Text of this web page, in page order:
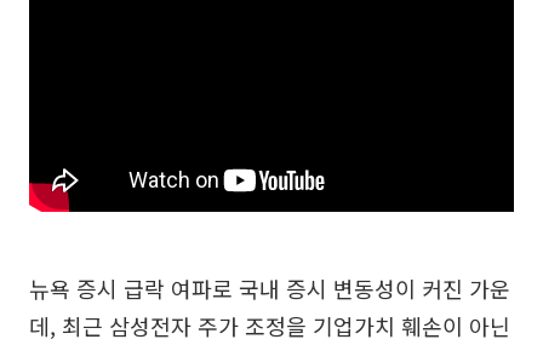
뉴욕 증시 급락 여파로 국내 증시 변동성이 커진 가운
데, 최근 삼성전자 주가 조정을 기업가치 훼손이 아닌